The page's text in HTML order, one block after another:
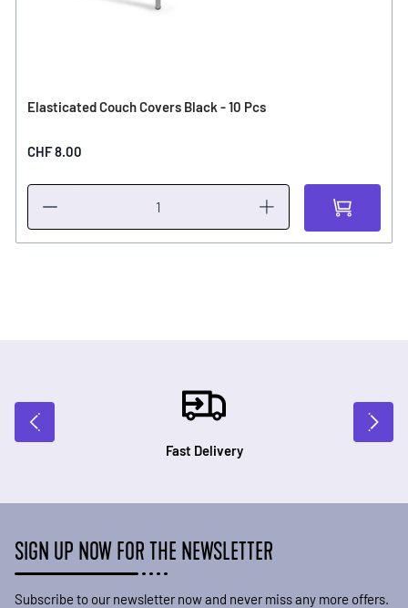
Elasticated Couch Covers Black - 10 Pcs
CHF 8.00
Fast Delivery
SIGN UP NOW FOR THE NEWSLETTER
Subscribe to our newsletter now and never miss any more offers.